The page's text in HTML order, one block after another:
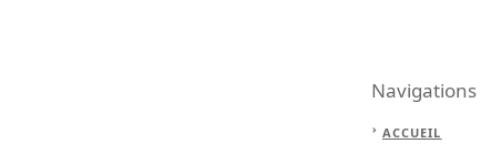
Navigations
ACCUEIL